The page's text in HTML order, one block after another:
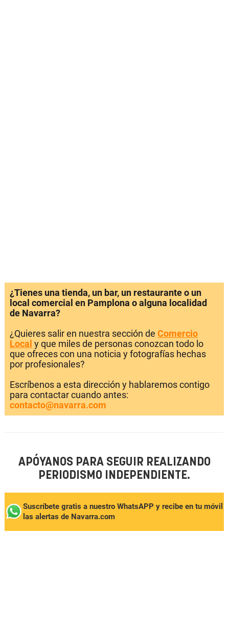
¿Tienes una tienda, un bar, un restaurante o un
local comercial en Pamplona o alguna localidad
de Navarra?
¿Quieres salir en nuestra sección de Comercio
Local y que miles de personas conozcan todo lo
que ofreces con una noticia y fotografías hechas
por profesionales?
Escríbenos a esta dirección y hablaremos contigo
para contactar cuando antes:
contacto@navarra.com
APÓYANOS PARA SEGUIR REALIZANDO
PERIODISMO INDEPENDIENTE.
Suscríbete gratis a nuestro WhatsAPP y recibe en tu móvil
las alertas de Navarra.com